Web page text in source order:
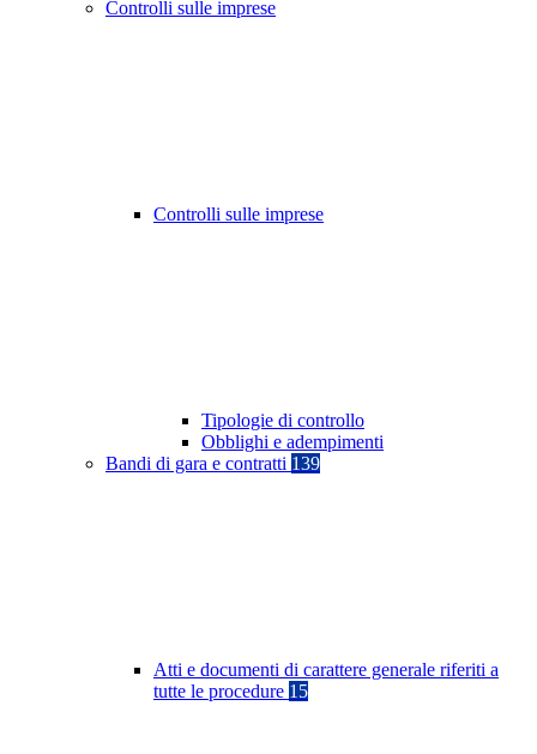
Controlli sulle imprese
Controlli sulle imprese
Tipologie di controllo
Obblighi e adempimenti
Bandi di gara e contratti 139
Atti e documenti di carattere generale riferiti a
tutte le procedure 15